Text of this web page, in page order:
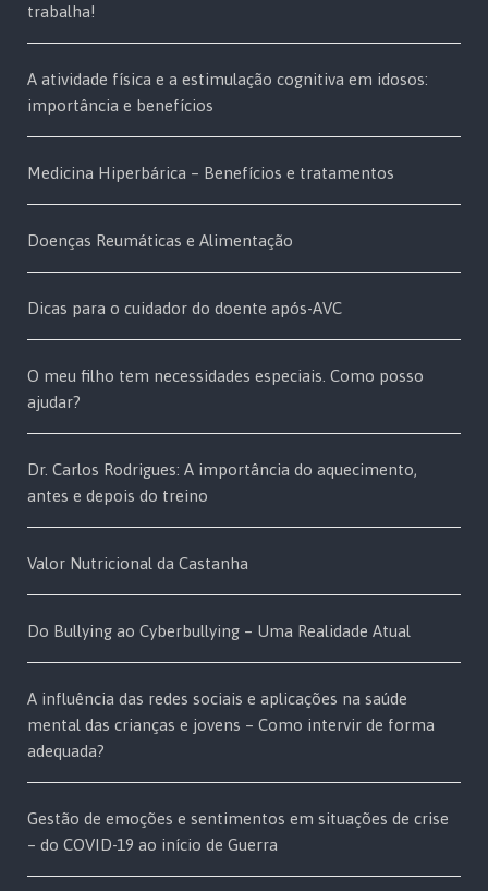
trabalha!
A atividade física e a estimulação cognitiva em idosos:
importância e benefícios
Medicina Hiperbárica – Benefícios e tratamentos
Doenças Reumáticas e Alimentação
Dicas para o cuidador do doente após-AVC
O meu filho tem necessidades especiais. Como posso
ajudar?
Dr. Carlos Rodrigues: A importância do aquecimento,
antes e depois do treino
Valor Nutricional da Castanha
Do Bullying ao Cyberbullying – Uma Realidade Atual
A influência das redes sociais e aplicações na saúde
mental das crianças e jovens – Como intervir de forma
adequada?
Gestão de emoções e sentimentos em situações de crise
– do COVID-19 ao início de Guerra